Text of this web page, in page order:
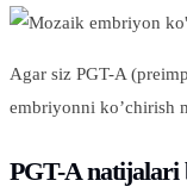
Agar siz PGT-A
embriyonni ko’chirish
PGT-A natijalari